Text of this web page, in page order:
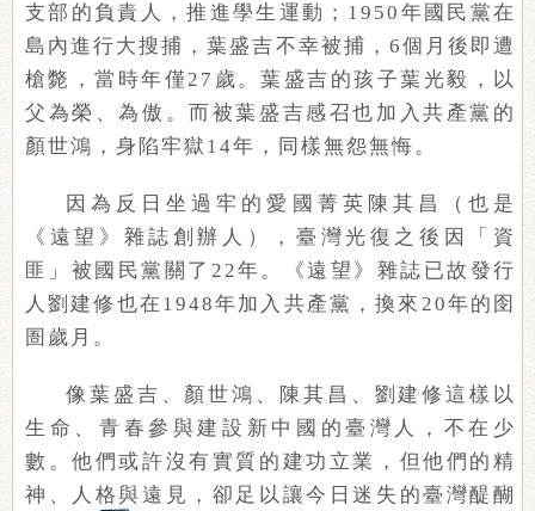
支部的負責人，推進學生運動；1950年國民黨在
島內進行大搜捕，葉盛吉不幸被捕，6個月後即遭
槍斃，當時年僅27歲。葉盛吉的孩子葉光毅，以
父為榮、為傲。而被葉盛吉感召也加入共產黨的
顏世鴻，身陷牢獄14年，同樣無怨無悔。
因為反日坐過牢的愛國菁英陳其昌（也是
《遠望》雜誌創辦人），臺灣光復之後因「資
匪」被國民黨關了22年。《遠望》雜誌已故發行
人劉建修也在1948年加入共產黨，換來20年的囹
圄歲月。
像葉盛吉、顏世鴻、陳其昌、劉建修這樣以
生命、青春參與建設新中國的臺灣人，不在少
數。他們或許沒有實質的建功立業，但他們的精
神、人格與遠見，卻足以讓今日迷失的臺灣醍醐